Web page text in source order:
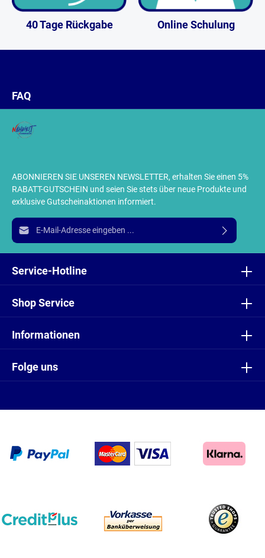
40 Tage Rückgabe Online Schulung
ABONNIEREN SIE UNSEREN NEWSLETTER, erhalten Sie einen 5%
RABATT-GUTSCHEIN und seien Sie stets über neue Produkte und
exklusive Gutscheinaktionen informiert.
E-Mail-Adresse*
Ich habe dieDatenschutzbestimmungenzur Kenntnis
einverstanden.
Folge uns
Service-Hotline
Shop Service
Informationen
FAQ